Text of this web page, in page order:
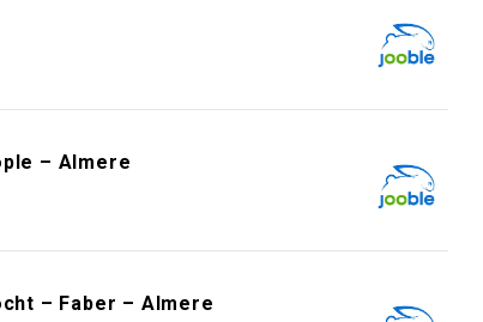
– Almere
– Faber – Almere